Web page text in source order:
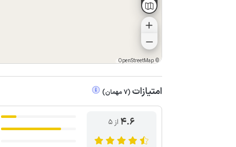
©
OpenStreetMap
امتیازات (
7مهمان)
4.6 از ۵